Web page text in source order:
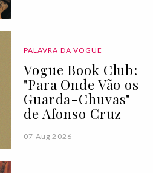
PALAVRA DA VOGUE
Vogue Book Club:
"Para Onde Vão os
Guarda-Chuvas"
de Afonso Cruz
07 Aug 2026